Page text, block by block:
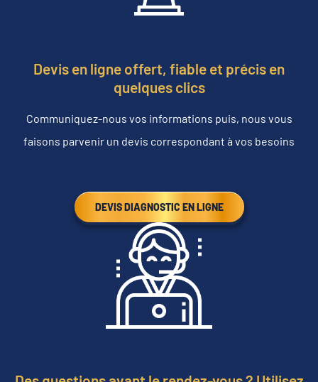
Devis en ligne offert, fiable et précis en
quelques clics
Communiquez-nous vos informations puis, nous vous
faisons parvenir un devis correspondant à vos besoins
DEVIS DIAGNOSTIC EN LIGNE